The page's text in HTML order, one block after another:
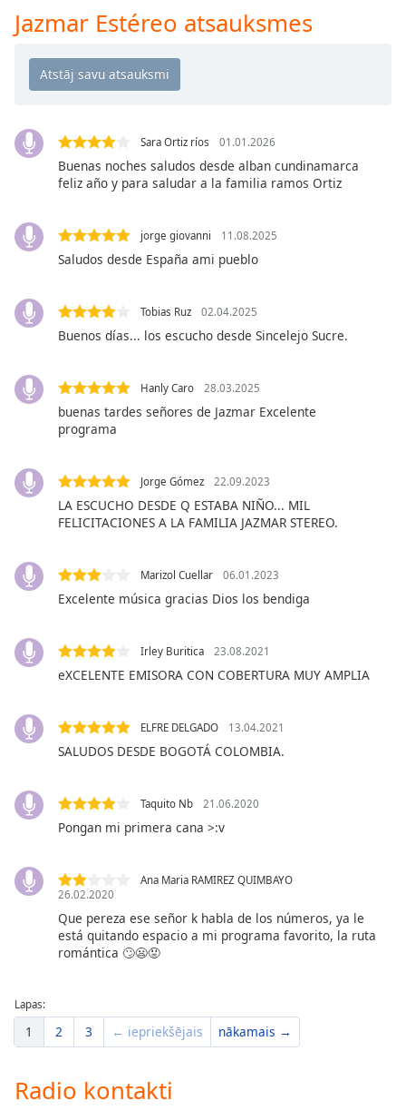
Chapters
Chapters
descriptions
off
selected
subtitles
settings,
subtitles
settings
off
,
selected
Picture-
This
window.
Beginning
dialog
window.
cancel
and
window.
Opacity
Text
Color
Jazmar Estéreo atsauksmes
Sara Ortiz ríos 01.01.2026
Buenas noches saludos desde alban cundinamarca
feliz año y para saludar a la familia ramos Ortiz
jorge giovanni 11.08.2025
Saludos desde España ami pueblo
Tobias Ruz 02.04.2025
Buenos días... los escucho desde Sincelejo Sucre.
Hanly Caro 28.03.2025
buenas tardes señores de Jazmar Excelente
programa
Jorge Gómez 22.09.2023
LA ESCUCHO DESDE Q ESTABA NIÑO... MIL
FELICITACIONES A LA FAMILIA JAZMAR STEREO.
Marizol Cuellar 06.01.2023
Excelente música gracias Dios los bendiga
Irley Buritica 23.08.2021
eXCELENTE EMISORA CON COBERTURA MUY AMPLIA
ELFRE DELGADO 13.04.2021
SALUDOS DESDE BOGOTÁ COLOMBIA.
Taquito Nb 21.06.2020
Pongan mi primera cana >:v
Ana Maria RAMIREZ QUIMBAYO
26.02.2020
Que pereza ese señor k habla de los números, ya le
está quitando espacio a mi programa favorito, la ruta
romántica 🙄😦😡
Lapas:
1 2 3 ← iepriekšējais nākamais →
Radio kontakti